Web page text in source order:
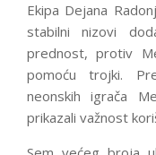
Ekipa Dejana
stabilni nizovi
prednost, protiv
pomoću trojki.
neonskih igrača
prikazali važnost